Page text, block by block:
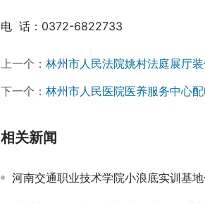
电  话：0372-6822733
上一个： 林州市人民法院姚村法庭展厅
下一个： 林州市人民医院医养服务中心
相关新闻
河南交通职业技术学院小浪底实训基地信息化平台